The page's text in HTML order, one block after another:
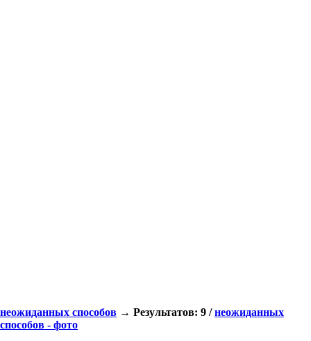
неожиданных способов → Результатов: 9 /неожиданных
способов - фото